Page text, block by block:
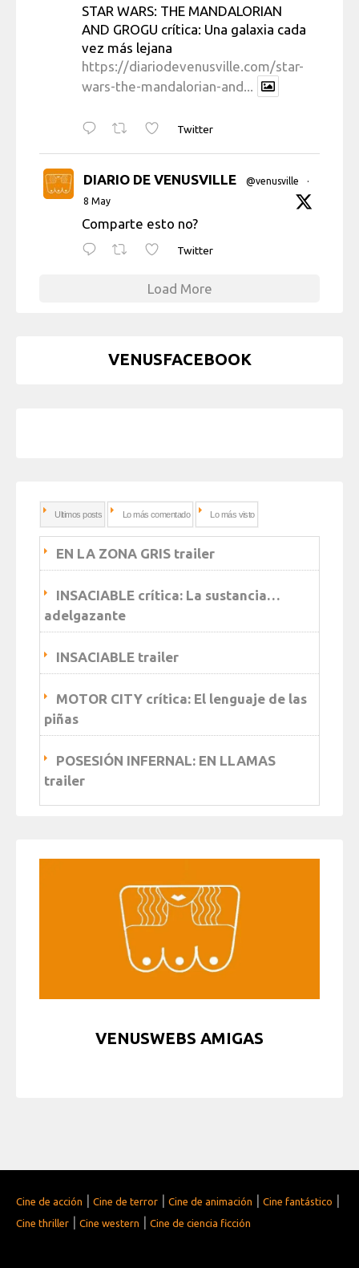
STAR WARS: THE MANDALORIAN
AND GROGU crítica: Una galaxia cada
vez más lejana
https://diariodevenusville.com/star-
wars-the-mandalorian-and...
Twitter
DIARIO DE VENUSVILLE @venusville
·
8 May
Comparte esto no?
Twitter
Load More
VENUSFACEBOOK
Ultimos posts Lo más comentado Lo más visto
EN LA ZONA GRIS trailer
INSACIABLE crítica: La sustancia…
adelgazante
INSACIABLE trailer
MOTOR CITY crítica: El lenguaje de las
piñas
POSESIÓN INFERNAL: EN LLAMAS
trailer
VENUSWEBS AMIGAS
Cine de acción | Cine de terror | Cine de animación | Cine fantástico |
Cine thriller | Cine western | Cine de ciencia ficción